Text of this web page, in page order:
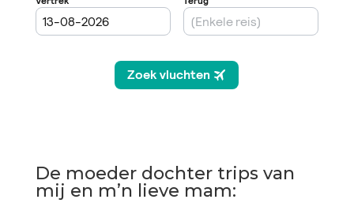
De moeder dochter trips van
mij en m’n lieve mam: